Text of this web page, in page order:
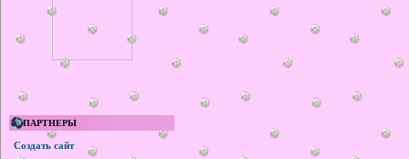
ПАРТНЕРЫ
Создать сайт